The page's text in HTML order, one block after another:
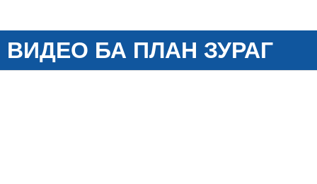
ВИДЕО БА ПЛАН ЗУРАГ